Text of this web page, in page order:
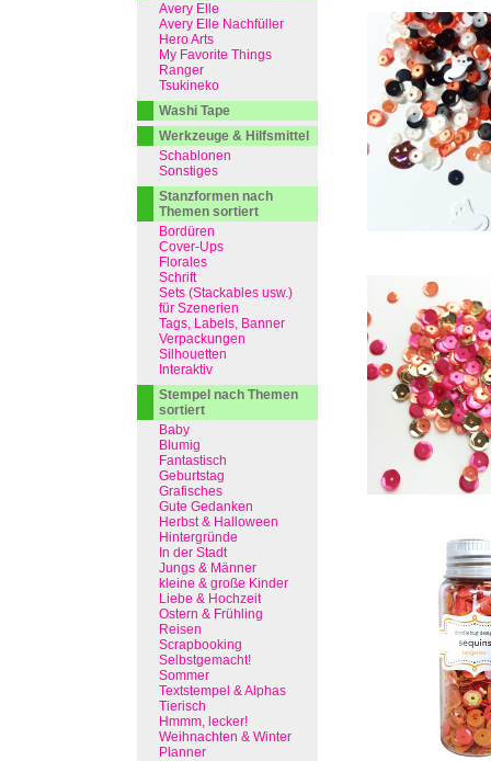
Avery Elle
Avery Elle Nachfüller
Hero Arts
My Favorite Things
Ranger
Tsukineko
Washi Tape
Werkzeuge & Hilfsmittel
Schablonen
Sonstiges
Stanzformen nach
Themen sortiert
Bordüren
Cover-Ups
Florales
Schrift
Sets (Stackables usw.)
für Szenerien
Tags, Labels, Banner
Verpackungen
Silhouetten
Interaktiv
Stempel nach Themen
sortiert
Baby
Blumig
Fantastisch
Geburtstag
Grafisches
Gute Gedanken
Herbst & Halloween
Hintergründe
In der Stadt
Jungs & Männer
kleine & große Kinder
Liebe & Hochzeit
Ostern & Frühling
Reisen
Scrapbooking
Selbstgemacht!
Sommer
Textstempel & Alphas
Tierisch
Hmmm, lecker!
Weihnachten & Winter
Planner